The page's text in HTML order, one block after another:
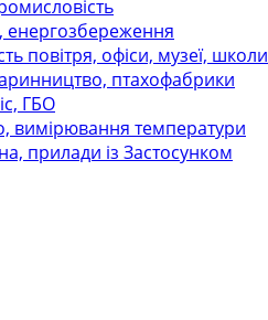
енергозбереження
повітря, офіси, музеї, школи
птахофабрики
ГБО
вимірювання температури
прилади із Застосунком